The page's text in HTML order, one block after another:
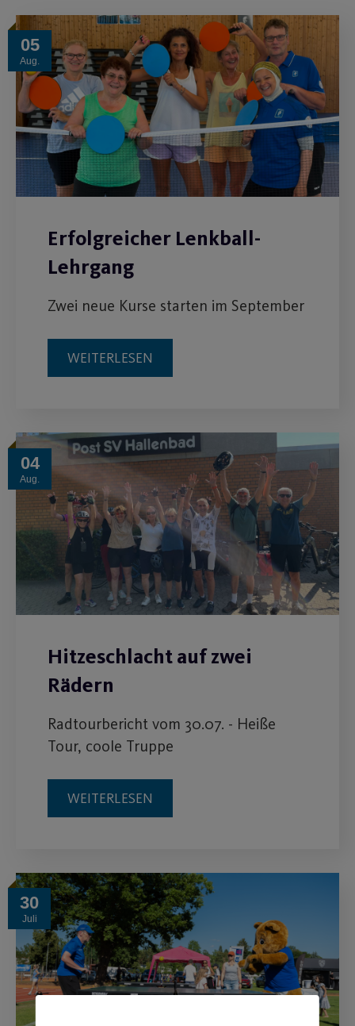
05
Aug.
Erfolgreicher Lenkball-
Lehrgang
Zwei neue Kurse starten im September
WEITERLESEN
04
Aug.
Hitzeschlacht auf zwei
Rädern
Radtourbericht vom 30.07. - Heiße
Tour, coole Truppe
WEITERLESEN
30
Juli